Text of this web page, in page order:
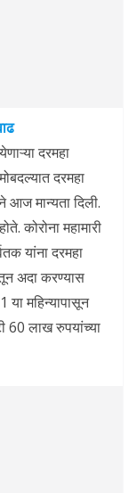
दरमहा
दरमहा
आज मान्यता दिली.
कोरोना महामारी
यांना दरमहा
अदा करण्यास
या महिन्यापासून
60 लाख रुपयांच्या